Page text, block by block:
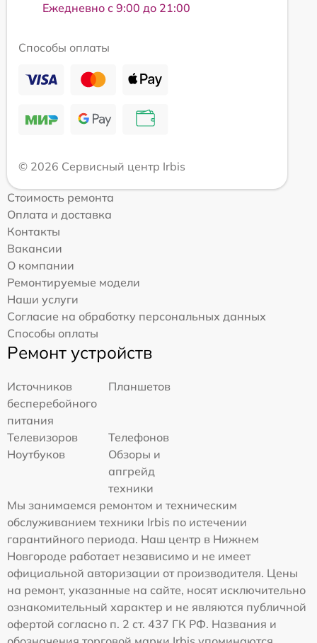
Ежедневно с 9:00 до 21:00
Способы оплаты
© 2026 Сервисный центр Irbis
Стоимость ремонта
Оплата и доставка
Контакты
Вакансии
О компании
Ремонтируемые модели
Наши услуги
Согласие на обработку персональных данных
Способы оплаты
Ремонт устройств
Источников
бесперебойного
питания
Планшетов
Телевизоров
Телефонов
Ноутбуков
Обзоры и
апгрейд
техники
Мы занимаемся ремонтом и техническим
обслуживанием техники Irbis по истечении
гарантийного периода. Наш центр в Нижнем
Новгороде работает независимо и не имеет
официальной авторизации от производителя. Цены
на ремонт, указанные на сайте, носят исключительно
ознакомительный характер и не являются публичной
офертой согласно п. 2 ст. 437 ГК РФ. Названия и